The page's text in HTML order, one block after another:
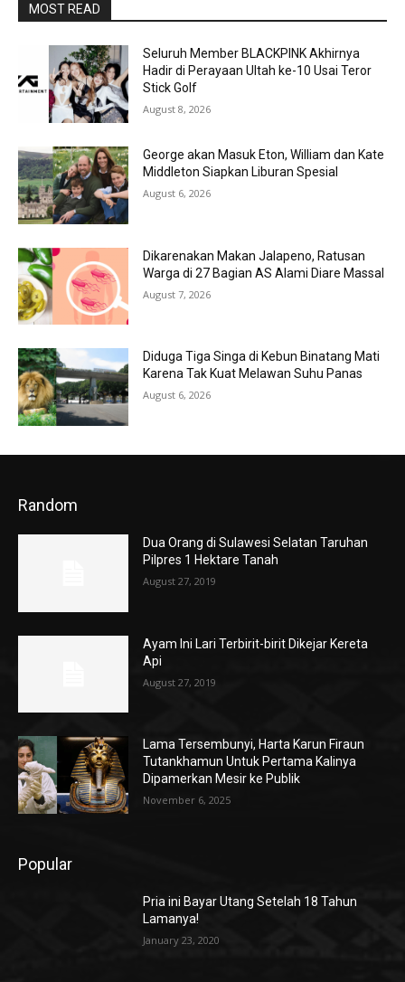
MOST READ
Seluruh Member BLACKPINK Akhirnya
Hadir di Perayaan Ultah ke-10 Usai Teror
Stick Golf
August 8, 2026
George akan Masuk Eton, William dan Kate
Middleton Siapkan Liburan Spesial
August 6, 2026
Dikarenakan Makan Jalapeno, Ratusan
Warga di 27 Bagian AS Alami Diare Massal
August 7, 2026
Diduga Tiga Singa di Kebun Binatang Mati
Karena Tak Kuat Melawan Suhu Panas
August 6, 2026
Random
Dua Orang di Sulawesi Selatan Taruhan
Pilpres 1 Hektare Tanah
August 27, 2019
Ayam Ini Lari Terbirit-birit Dikejar Kereta
Api
August 27, 2019
Lama Tersembunyi, Harta Karun Firaun
Tutankhamun Untuk Pertama Kalinya
Dipamerkan Mesir ke Publik
November 6, 2025
Popular
Pria ini Bayar Utang Setelah 18 Tahun
Lamanya!
January 23, 2020